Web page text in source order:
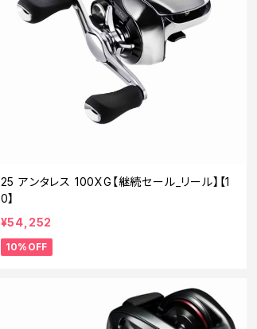
25 アンタレス 100XG【継続セール_リール】【1
0】
¥54,252
10%OFF